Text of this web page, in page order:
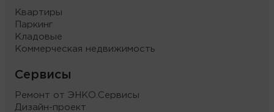
Квартиры
Паркинг
Кладовые
Коммерческая недвижимость
Сервисы
Ремонт от ЭНКО.Сервисы
Дизайн-проект